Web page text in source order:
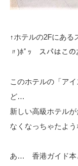
↑ホテルの2Fにあ
〃)ﾎﾟｯ スパはこの
このホテルの「ア
ど…
新しい高級ホテル
なくなっちゃたよ
あ… 香港ガイド本